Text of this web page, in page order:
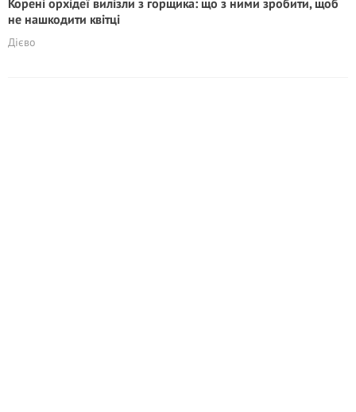
Корені орхідеї вилізли з горщика: що з ними зробити, щоб
не нашкодити квітці
Дієво